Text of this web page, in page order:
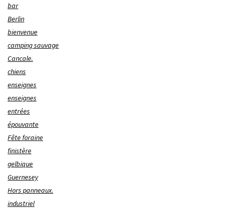
bar
Berlin
bienvenue
camping sauvage
Cancale.
chiens
enseignes
enseignes
entrées
épouvante
Fête foraine
finistère
gelbique
Guernesey
Hors panneaux.
industriel